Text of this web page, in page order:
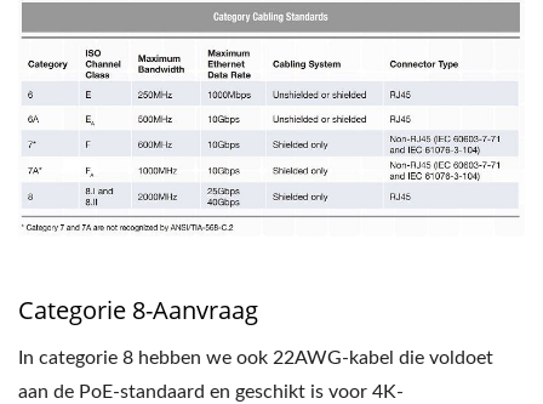
Categorie 8-Aanvraag
In categorie 8 hebben we ook 22AWG-kabel die voldoet
aan de PoE-standaard en geschikt is voor 4K-